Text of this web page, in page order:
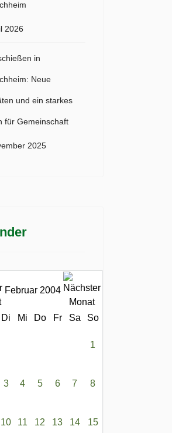
2026
in
Neue
und ein starkes
für Gemeinschaft
2025
Februar 2004
Di Mi Do Fr Sa So
1
3 4 5 6 7 8
10 11 12 13 14 15